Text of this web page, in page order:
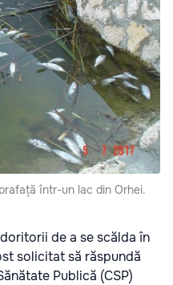
într-un lac din Orhei.
de a se scălda în
solicitat să răspundă
Publică (CSP)